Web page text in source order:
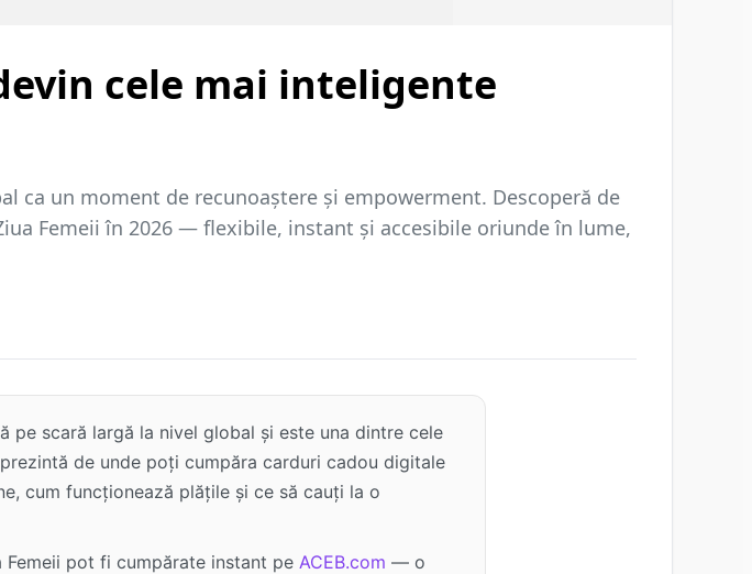
cele mai inteligente
ca un moment de recunoaștere și empowerment. Descoperă de
Femeii în 2026 — flexibile, instant și accesibile oriunde în lume,
pe scară largă la nivel global și este una dintre cele
de unde poți cumpăra carduri cadou digitale
cum funcționează plățile și ce să cauți la o
pot fi cumpărate instant pe ACEB.com — o